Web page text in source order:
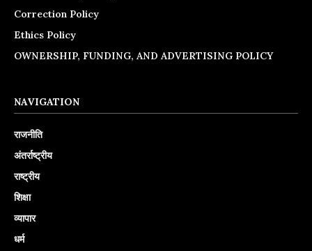
Correction Policy
Ethics Policy
OWNERSHIP, FUNDING, AND ADVERTISING POLICY
NAVIGATION
राजनीति
अंतर्राष्ट्रीय
राष्ट्रीय
शिक्षा
व्यापार
धर्म